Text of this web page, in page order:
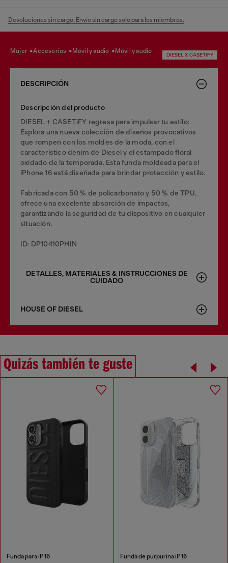
Devoluciones sin cargo. Envío sin cargo solo para los miembros.
mujer accesorios móvil y audio móvil y audio
DIESEL X CASETIFY
DESCRIPCIÓN
Descripción del producto
DIESEL + CASETiFY regresa para impulsar tu estilo:
Explora una nueva colección de diseños provocativos
que rompen con los moldes de la moda, con el
característico denim de Diesel y el estampado floral
oxidado de la temporada. Esta funda moldeada para el
iPhone 16 está diseñada para brindar protección y estilo.
Fabricada con 50 % de policarbonato y 50 % de TPU,
ofrece una excelente absorción de impactos,
garantizando la seguridad de tu dispositivo en cualquier
situación.
ID: DP10410PHIN
DETALLES, MATERIALES & INSTRUCCIONES DE
CUIDADO
HOUSE OF DIESEL
Quizás también te guste
Funda para iP 16 Funda de purpurina iP 16